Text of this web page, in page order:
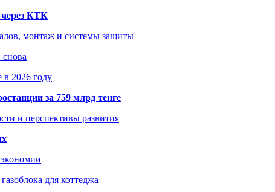
через КТК
монтаж и системы защиты
в 2026 году
за 759 млрд тенге
и перспективы развития
для коттеджа